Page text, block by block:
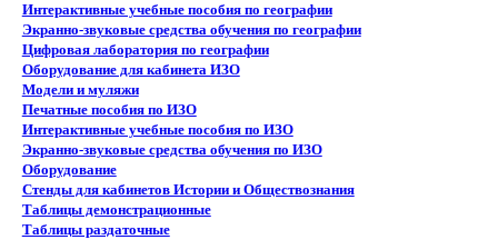
Интерактивные учебные пособия по географии
Экранно-звуковые средства обучения по географии
Цифровая лаборатория по географии
Оборудование для кабинета ИЗО
Модели и муляжи
Печатные пособия по ИЗО
Интерактивные учебные пособия по ИЗО
Экранно-звуковые средства обучения по ИЗО
Оборудование
Стенды для кабинетов Истории и Обществознания
Таблицы демонстрационные
Таблицы раздаточные